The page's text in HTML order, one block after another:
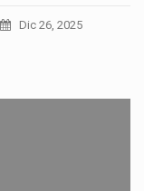
Dic 26, 2025